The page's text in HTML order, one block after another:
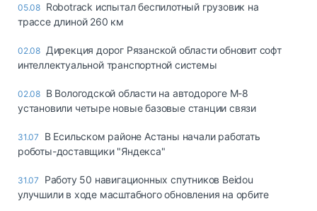
05.08 Robotrack испытал беспилотный грузовик на
трассе длиной 260 км
02.08 Дирекция дорог Рязанской области обновит софт
интеллектуальной транспортной системы
02.08 В Вологодской области на автодороге М-8
установили четыре новые базовые станции связи
31.07
В Есильском районе Астаны начали работать
роботы-доставщики "Яндекса"
31.07
Работу 50 навигационных спутников Beidou
улучшили в ходе масштабного обновления на орбите